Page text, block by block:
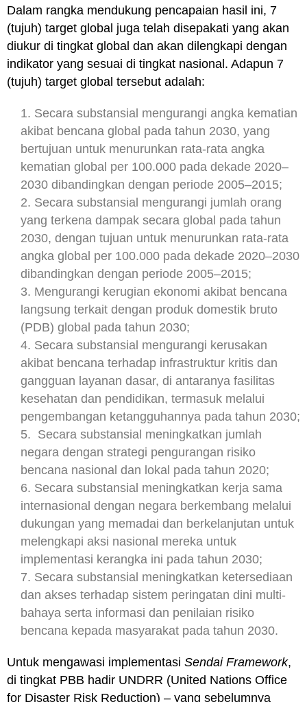
Dalam rangka mendukung pencapaian hasil ini, 7
(tujuh) target global juga telah disepakati yang akan
diukur di tingkat global dan akan dilengkapi dengan
indikator yang sesuai di tingkat nasional. Adapun 7
(tujuh) target global tersebut adalah:
1. Secara substansial mengurangi angka kematian
akibat bencana global pada tahun 2030, yang
bertujuan untuk menurunkan rata-rata angka
kematian global per 100.000 pada dekade 2020–
2030 dibandingkan dengan periode 2005–2015;
2. Secara substansial mengurangi jumlah orang
yang terkena dampak secara global pada tahun
2030, dengan tujuan untuk menurunkan rata-rata
angka global per 100.000 pada dekade 2020–2030
dibandingkan dengan periode 2005–2015;
3. Mengurangi kerugian ekonomi akibat bencana
langsung terkait dengan produk domestik bruto
(PDB) global pada tahun 2030;
4. Secara substansial mengurangi kerusakan
akibat bencana terhadap infrastruktur kritis dan
gangguan layanan dasar, di antaranya fasilitas
kesehatan dan pendidikan, termasuk melalui
pengembangan ketangguhannya pada tahun 2030;
5. Secara substansial meningkatkan jumlah
negara dengan strategi pengurangan risiko
bencana nasional dan lokal pada tahun 2020;
6. Secara substansial meningkatkan kerja sama
internasional dengan negara berkembang melalui
dukungan yang memadai dan berkelanjutan untuk
melengkapi aksi nasional mereka untuk
implementasi kerangka ini pada tahun 2030;
7. Secara substansial meningkatkan ketersediaan
dan akses terhadap sistem peringatan dini multi-
bahaya serta informasi dan penilaian risiko
bencana kepada masyarakat pada tahun 2030.
Untuk mengawasi implementasi Sendai Framework,
di tingkat PBB hadir UNDRR (United Nations Office
for Disaster Risk Reduction) – yang sebelumnya